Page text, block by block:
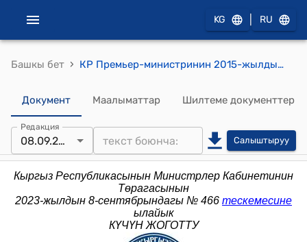
KG RU
Башкы бет › КР Премьер-министринин 2015-жылдын 28-июлундагы № 348 (Шайлоо өткөрүү жана сервердик программалык камсыздоо боюнча жабдууларды кабыл алуу үчүн курамда ведомстволор аралык комиссиясын түзүү жөнүндө) буйругу
Документ Маалыматтар Шилтеме документтер
Редакция
08.09.2023 Салыштыруу